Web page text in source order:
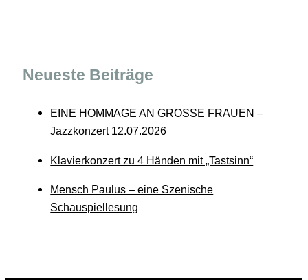
Neueste Beiträge
EINE HOMMAGE AN GROSSE FRAUEN –
Jazzkonzert 12.07.2026
Klavierkonzert zu 4 Händen mit „Tastsinn“
Mensch Paulus – eine Szenische
Schauspiellesung